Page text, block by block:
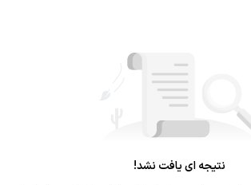
نتیجه ای یافت نشد!